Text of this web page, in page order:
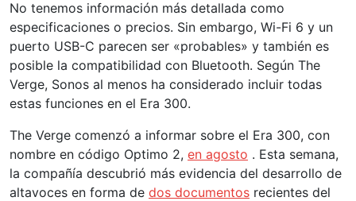
No tenemos información más detallada como
especificaciones o precios. Sin embargo, Wi-Fi 6 y un
puerto USB-C parecen ser «probables» y también es
posible la compatibilidad con Bluetooth. Según The
Verge, Sonos al menos ha considerado incluir todas
estas funciones en el Era 300.
The Verge comenzó a informar sobre el Era 300, con
nombre en código Optimo 2, en agosto . Esta semana,
la compañía descubrió más evidencia del desarrollo de
altavoces en forma de dos documentos recientes del